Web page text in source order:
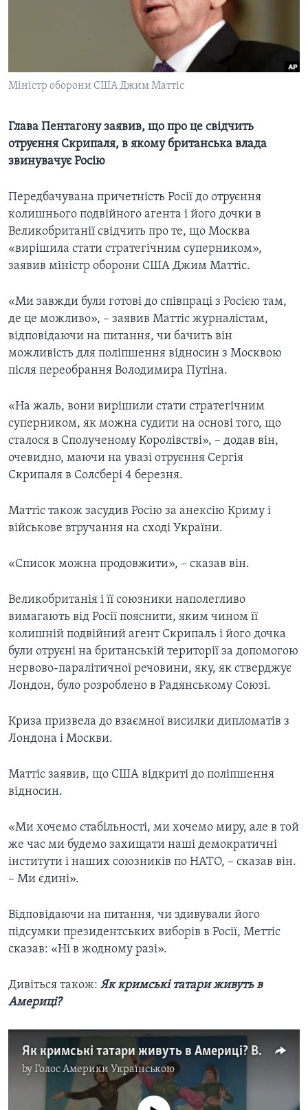
ВІКНО В АМЕРИКУ
ПРАЙМ-ТАЙМ
Learning English
МИ В СОЦМЕРЕЖАХ
Мови
Міністр оборони США Джим Маттіс
Глава Пентагону заявив, що про це свідчить
отруєння Скрипаля, в якому британська влада
звинувачує Росію
Передбачувана причетність Росії до отруєння
колишнього подвійного агента і його дочки в
Великобританії свідчить про те, що Москва
«вирішила стати стратегічним суперником»,
заявив міністр оборони США Джим Маттіс.
«Ми завжди були готові до співпраці з Росією там,
де це можливо», – заявив Маттіс журналістам,
відповідаючи на питання, чи бачить він
можливість для поліпшення відносин з Москвою
після переобрання Володимира Путіна.
«На жаль, вони вирішили стати стратегічним
суперником, як можна судити на основі того, що
сталося в Сполученому Королівстві», – додав він,
очевидно, маючи на увазі отруєння Сергія
Скрипаля в Солсбері 4 березня.
Маттіс також засудив Росію за анексію Криму і
військове втручання на сході України.
«Список можна продовжити», – сказав він.
Великобританія і її союзники наполегливо
вимагають від Росії пояснити, яким чином її
колишній подвійний агент Скрипаль і його дочка
були отруєні на британській території за допомогою
нервово-паралітичної речовини, яку, як стверджує
Лондон, було розроблено в Радянському Союзі.
Криза призвела до взаємної висилки дипломатів з
Лондона і Москви.
Маттіс заявив, що США відкриті до поліпшення
відносин.
«Ми хочемо стабільності, ми хочемо миру, але в той
же час ми будемо захищати наші демократичні
інститути і наших союзників по НАТО, – сказав він.
– Ми єдині».
Відповідаючи на питання, чи здивували його
підсумки президентських виборів в Росії, Меттіс
сказав: «Ні в жодному разі».
Дивіться також: Як кримські татари живуть в
Америці?
Як кримські татари живуть в Америці? Відео
byГолос Америки Українською
No media source currently available